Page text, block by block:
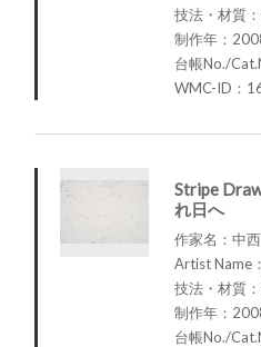
技法・材質
制作年：
台帳No./
WMC-ID：
Stripe
れ日へ
作家名：中
Artist Name
技法・材質
制作年：
台帳No./